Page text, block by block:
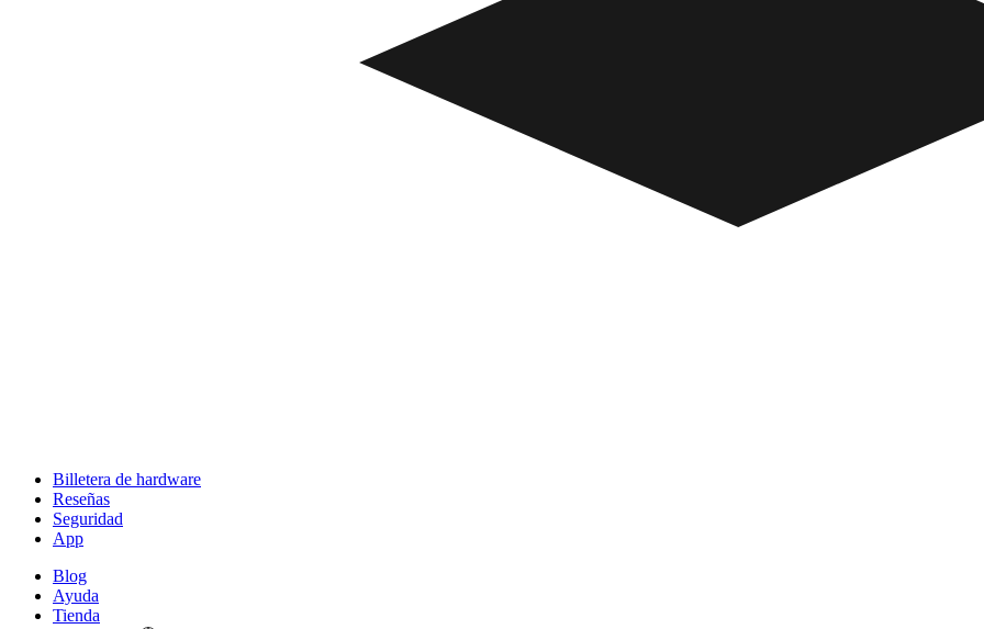
Billetera de hardware
Reseñas
Seguridad
App
Blog
Ayuda
Tienda